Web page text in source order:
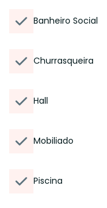
Banheiro Social
Churrasqueira
Hall
Mobiliado
Piscina